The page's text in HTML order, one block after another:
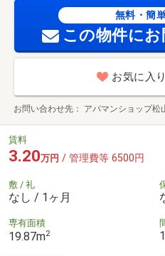
無料・簡
この物件に
お気に入
お問い合わせ先 アパマンショップ
賃料
3.20万円 / 管理費等 6500円
敷 / 礼
なし / 1ヶ月
専有面積
19.87m2